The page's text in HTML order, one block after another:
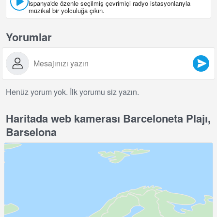
ispanya'de özenle seçilmiş çevrimiçi radyo istasyonlarıyla
müzikal bir yolculuğa çıkın.
Yorumlar
Henüz yorum yok. İlk yorumu siz yazın.
Haritada web kamerası Barceloneta Plajı,
Barselona